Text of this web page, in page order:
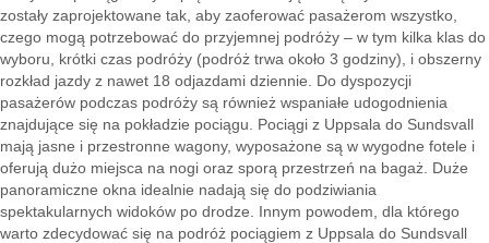
zostały zaprojektowane tak, aby zaoferować pasażerom wszystko,
czego mogą potrzebować do przyjemnej podróży – w tym kilka klas do
wyboru, krótki czas podróży (podróż trwa około 3 godziny), i obszerny
rozkład jazdy z nawet 18 odjazdami dziennie. Do dyspozycji
pasażerów podczas podróży są również wspaniałe udogodnienia
znajdujące się na pokładzie pociągu. Pociągi z Uppsala do Sundsvall
mają jasne i przestronne wagony, wyposażone są w wygodne fotele i
oferują dużo miejsca na nogi oraz sporą przestrzeń na bagaż. Duże
panoramiczne okna idealnie nadają się do podziwiania
spektakularnych widoków po drodze. Innym powodem, dla którego
warto zdecydować się na podróż pociągiem z Uppsala do Sundsvall